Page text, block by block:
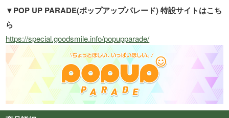
▼POP UP PARADE(ポップアップパレード) 特設サイトはこち
ら
https://special.goodsmile.info/popupparade/